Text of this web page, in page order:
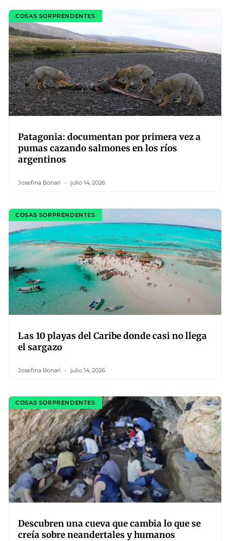
COSAS SORPRENDENTES
Patagonia: documentan por primera vez a
pumas cazando salmones en los ríos
argentinos
Josefina Bonari julio 14, 2026
COSAS SORPRENDENTES
Las 10 playas del Caribe donde casi no llega
el sargazo
Josefina Bonari julio 14, 2026
COSAS SORPRENDENTES
Descubren una cueva que cambia lo que se
creía sobre neandertales y humanos